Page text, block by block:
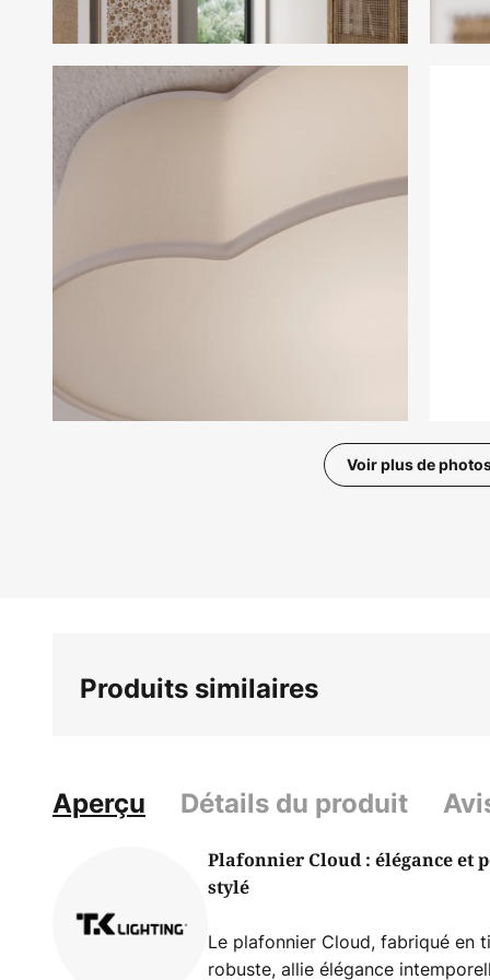
Voir plus de
gallery
Produits similaires
Aperçu Détails du produit
Plafonnier Cloud : élégance
stylé
Le plafonnier Cloud, fabriqué en
robuste, allie élégance